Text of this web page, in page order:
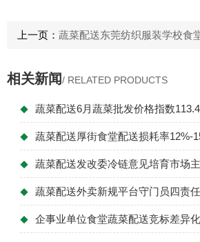
上一页： 蔬菜配送东莞纺织服装学校食堂招标：蔬菜配送专
相关新闻/ RELATED PRODUCTS
◆ 蔬菜配送6月蔬菜批发价格指数
◆ 蔬菜配送厚街食堂配送损耗率12%-
◆ 蔬菜配送发改委冷链意见培育市场主体：支
◆ 蔬菜配送外卖新规平台守门员四责任：资质
◆ 企事业单位食堂蔬菜配送竞标差异化核心优